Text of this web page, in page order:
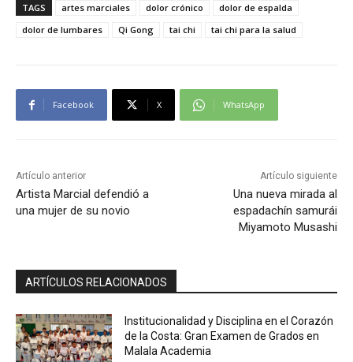
TAGS artes marciales dolor crónico
dolor de espalda
dolor de lumbares
Qi Gong tai chi tai chi para la salud
Facebook X WhatsApp
Artículo anterior
Artista Marcial defendió a
una mujer de su novio
Artículo siguiente
Una nueva mirada al
espadachín samurái
Miyamoto Musashi
ARTÍCULOS RELACIONADOS
Institucionalidad y Disciplina en el Corazón
de la Costa: Gran Examen de Grados en
Malala Academia